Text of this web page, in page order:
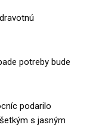
potreby bude
podarilo
s jasným